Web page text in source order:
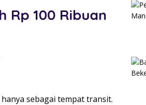
Rp 100 Ribuan
sebagai tempat transit.